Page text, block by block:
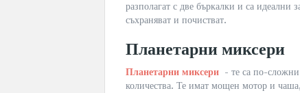
разполагат с две бъркалки и са идеални
съхраняват и почистват.
Планетарни миксери
Планетарни миксери - те са по-сложни
количества. Те имат мощен мотор и чаша,